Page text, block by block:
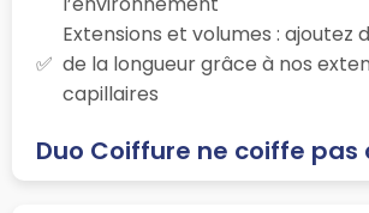
Extensions et volumes : ajoutez
de la longueur grâce à nos
capillaires
Duo Coiffure ne coiffe pas